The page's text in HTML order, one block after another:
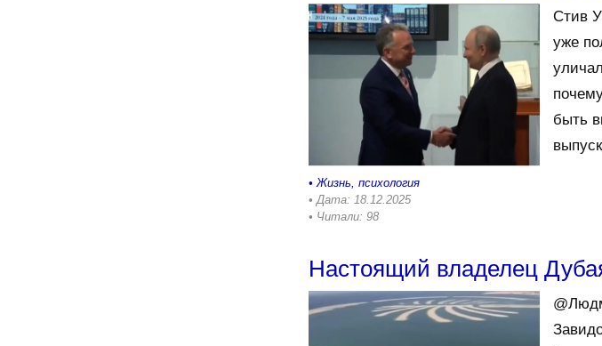
•Жизнь, психология
• Дата: 18.12.2025
• Читали: 98
Стив
уже
быть
Настоящий владелец